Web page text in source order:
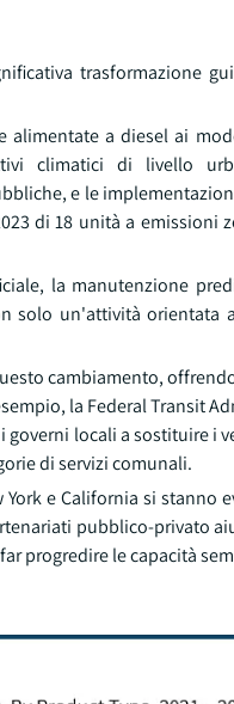
trasformazione
alimentate a diesel ai
climatici di livello
e le
di 18 unità a emissioni
la manutenzione
solo un'attività orientata
cambiamento,
la Federal Transit
locali a sostituire i
di servizi comunali.
e California si stanno
pubblico-privato
progredire le capacità